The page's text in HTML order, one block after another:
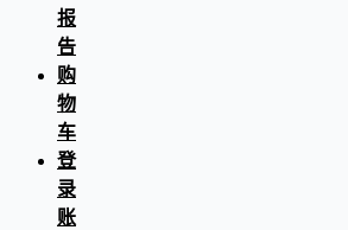
报
告
购
物
车
登
录
账